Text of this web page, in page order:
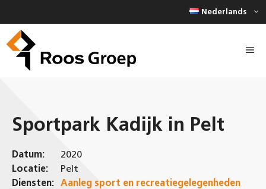
inhoud
Nederlands
Sportpark Kadijk in Pelt
Datum:
2020
Locatie:
Pelt
Diensten: Aanleg sport en recreatiegelegenheden